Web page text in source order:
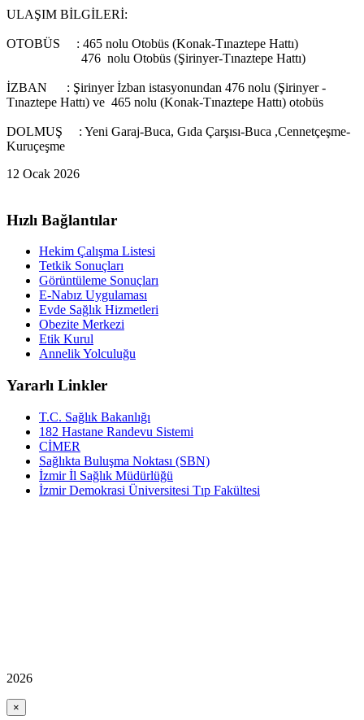
ULAŞIM BİLGİLERİ:
OTOBÜS : 465 nolu Otobüs (Konak-Tınaztepe Hattı)
476 nolu Otobüs (Şirinyer-Tınaztepe Hattı)
İZBAN : Şirinyer İzban istasyonundan 476 nolu (Şirinyer -
Tınaztepe Hattı) ve 465 nolu (Konak-Tınaztepe Hattı) otobüs
DOLMUŞ : Yeni Garaj-Buca, Gıda Çarşısı-Buca ,Cennetçeşme-
Kuruçeşme
12 Ocak 2026
Hızlı Bağlantılar
Hekim Çalışma Listesi
Tetkik Sonuçları
Görüntüleme Sonuçları
E-Nabız Uygulaması
Evde Sağlık Hizmetleri
Obezite Merkezi
Etik Kurul
Annelik Yolculuğu
Yararlı Linkler
T.C. Sağlık Bakanlığı
182 Hastane Randevu Sistemi
CİMER
Sağlıkta Buluşma Noktası (SBN)
İzmir İl Sağlık Müdürlüğü
İzmir Demokrasi Üniversitesi Tıp Fakültesi
2026
×